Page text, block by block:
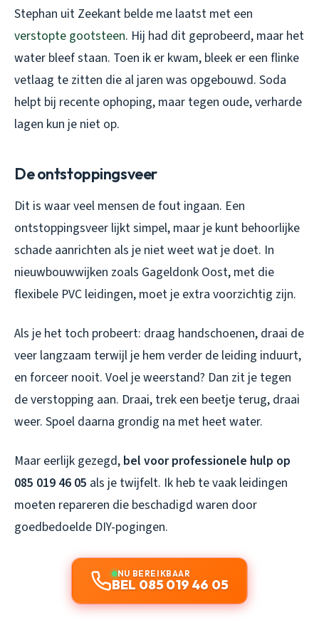
Stephan uit Zeekant belde me laatst met een
verstopte gootsteen. Hij had dit geprobeerd, maar het
water bleef staan. Toen ik er kwam, bleek er een flinke
vetlaag te zitten die al jaren was opgebouwd. Soda
helpt bij recente ophoping, maar tegen oude, verharde
lagen kun je niet op.
De ontstoppingsveer
Dit is waar veel mensen de fout ingaan. Een
ontstoppingsveer lijkt simpel, maar je kunt behoorlijke
schade aanrichten als je niet weet wat je doet. In
nieuwbouwwijken zoals Gageldonk Oost, met die
flexibele PVC leidingen, moet je extra voorzichtig zijn.
Als je het toch probeert: draag handschoenen, draai de
veer langzaam terwijl je hem verder de leiding induurt,
en forceer nooit. Voel je weerstand? Dan zit je tegen
de verstopping aan. Draai, trek een beetje terug, draai
weer. Spoel daarna grondig na met heet water.
Maar eerlijk gezegd, bel voor professionele hulp op
085 019 46 05 als je twijfelt. Ik heb te vaak leidingen
moeten repareren die beschadigd waren door
goedbedoelde DIY-pogingen.
NU BEREIKBAAR
BEL 085 019 46 05